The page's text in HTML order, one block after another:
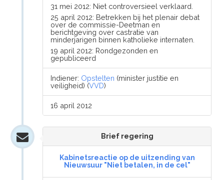
31 mei 2012: Niet controversieel verklaard.
25 april 2012: Betrekken bij het plenair debat
over de commissie-Deetman en
berichtgeving over castratie van
minderjarigen binnen katholieke internaten.
19 april 2012: Rondgezonden en
gepubliceerd
Indiener: Opstelten (minister justitie en
veiligheid) (VVD)
16 april 2012
Brief regering
Kabinetsreactie op de uitzending van
Nieuwsuur "Niet betalen, in de cel"